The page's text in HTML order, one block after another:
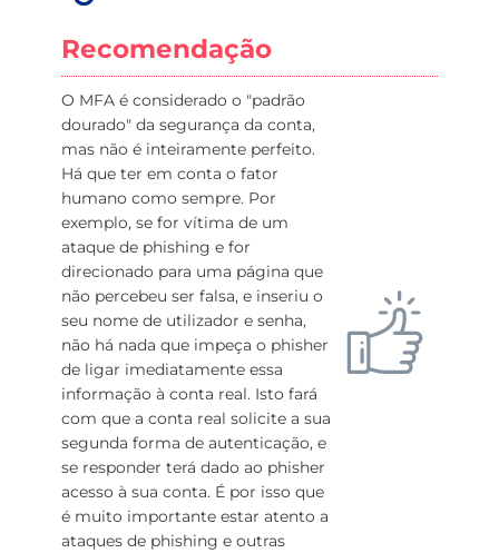
Recomendação
O MFA é considerado o "padrão
dourado" da segurança da conta,
mas não é inteiramente perfeito.
Há que ter em conta o fator
humano como sempre. Por
exemplo, se for vítima de um
ataque de phishing e for
direcionado para uma página que
não percebeu ser falsa, e inseriu o
seu nome de utilizador e senha,
não há nada que impeça o phisher
de ligar imediatamente essa
informação à conta real. Isto fará
com que a conta real solicite a sua
segunda forma de autenticação, e
se responder terá dado ao phisher
acesso à sua conta. É por isso que
é muito importante estar atento a
ataques de phishing e outras